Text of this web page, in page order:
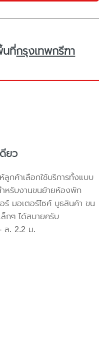
นที่กรุงเทพกรีฑา
ยว
ลูกค้าเลือกใช้บริการทั้งแบบ
หรับงานขนย้ายห้องพัก
มอเตอร์ไซค์ บูธสินค้า ขน
กๆ ได้สบายครับ
ล. 2.2 ม.